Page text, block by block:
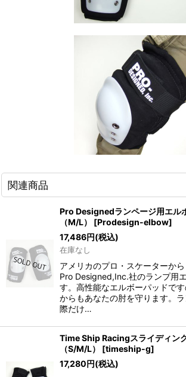
関連商品
Pro Designedランページ用エル
（M/L）
[Prodesign-elbow]
17,486円(税込)
在庫なし
アメリカのプロ・スケーターから
Pro Designed,Inc.社のランプ用
す。高性能なエルボーパッドで
からもあなたの肘を守ります。
際だけ…
Time Ship Racingスライディン
（S/M/L）
[timeship-g]
17,280円(税込)